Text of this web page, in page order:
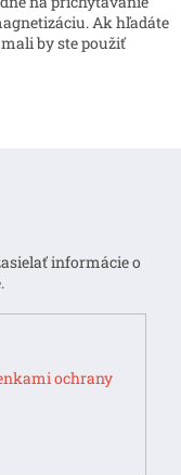
Ak hľadáte
by ste použiť
informácie o
ochrany